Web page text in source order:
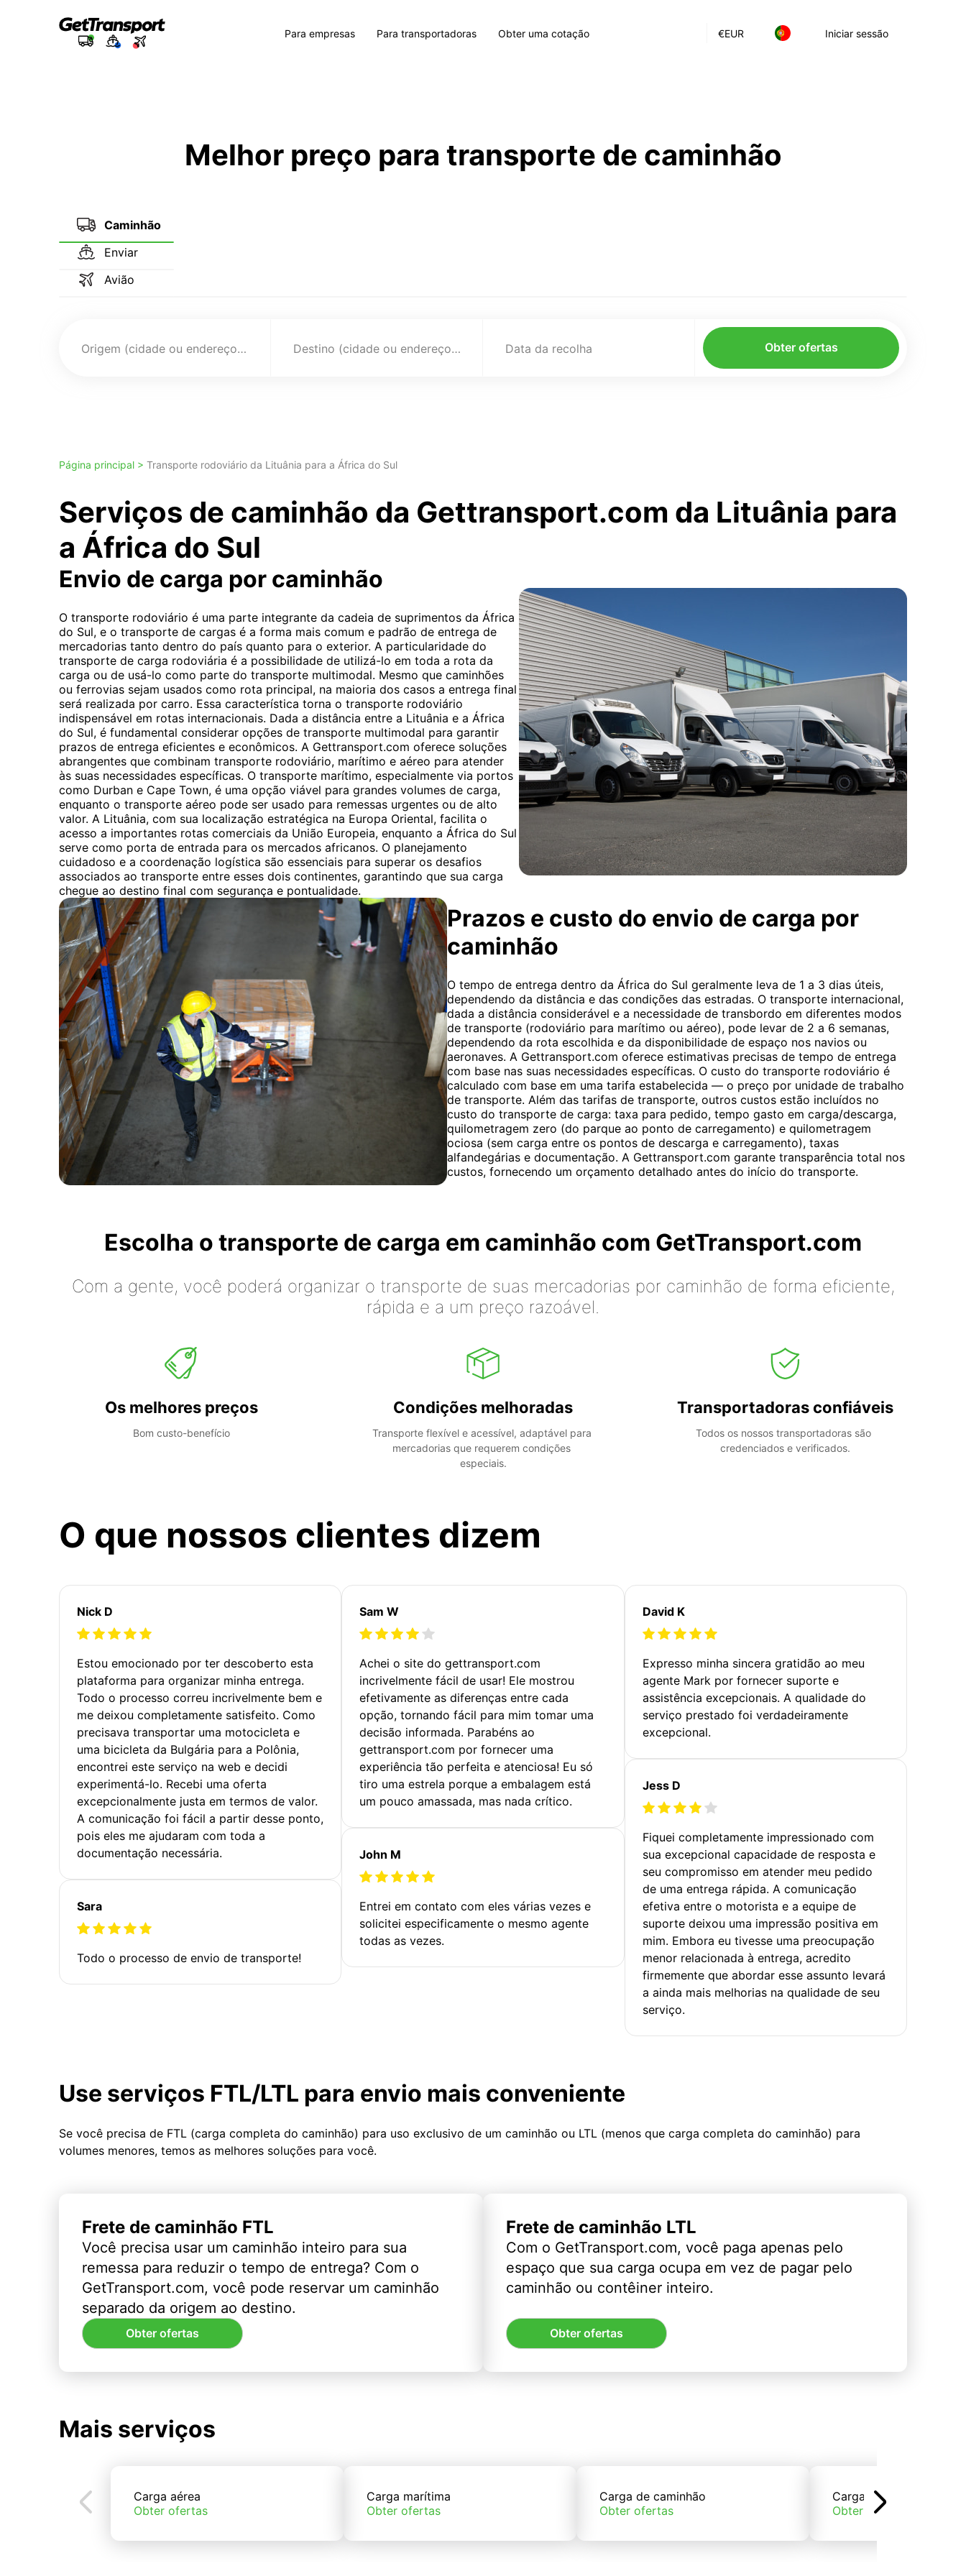
€EUR Iniciar sessão
Para empresas Para transportadoras Obter uma cotação
Melhor preço para transporte de caminhão
Caminhão
Enviar
Avião
Origem (cidade ou endereço) Destino (cidade ou endereço) Data da recolha Obter ofertas
Página principal > Transporte rodoviário da Lituânia para a África do Sul
Serviços de caminhão da Gettransport.com da Lituânia para
a África do Sul
Envio de carga por caminhão
O transporte rodoviário é uma parte integrante da cadeia de suprimentos da África
do Sul, e o transporte de cargas é a forma mais comum e padrão de entrega de
mercadorias tanto dentro do país quanto para o exterior. A particularidade do
transporte de carga rodoviária é a possibilidade de utilizá-lo em toda a rota da
carga ou de usá-lo como parte do transporte multimodal. Mesmo que caminhões
ou ferrovias sejam usados ​​como rota principal, na maioria dos casos a entrega final
será realizada por carro. Essa característica torna o transporte rodoviário
indispensável em rotas internacionais. Dada a distância entre a Lituânia e a África
do Sul, é fundamental considerar opções de transporte multimodal para garantir
prazos de entrega eficientes e econômicos. A Gettransport.com oferece soluções
abrangentes que combinam transporte rodoviário, marítimo e aéreo para atender
às suas necessidades específicas. O transporte marítimo, especialmente via portos
como Durban e Cape Town, é uma opção viável para grandes volumes de carga,
enquanto o transporte aéreo pode ser usado para remessas urgentes ou de alto
valor. A Lituânia, com sua localização estratégica na Europa Oriental, facilita o
acesso a importantes rotas comerciais da União Europeia, enquanto a África do Sul
serve como porta de entrada para os mercados africanos. O planejamento
cuidadoso e a coordenação logística são essenciais para superar os desafios
associados ao transporte entre esses dois continentes, garantindo que sua carga
chegue ao destino final com segurança e pontualidade.
Prazos e custo do envio de carga por
caminhão
O tempo de entrega dentro da África do Sul geralmente leva de 1 a 3 dias úteis,
dependendo da distância e das condições das estradas. O transporte internacional,
dada a distância considerável e a necessidade de transbordo em diferentes modos
de transporte (rodoviário para marítimo ou aéreo), pode levar de 2 a 6 semanas,
dependendo da rota escolhida e da disponibilidade de espaço nos navios ou
aeronaves. A Gettransport.com oferece estimativas precisas de tempo de entrega
com base nas suas necessidades específicas. O custo do transporte rodoviário é
calculado com base em uma tarifa estabelecida — o preço por unidade de trabalho
de transporte. Além das tarifas de transporte, outros custos estão incluídos no
custo do transporte de carga: taxa para pedido, tempo gasto em carga/descarga,
quilometragem zero (do parque ao ponto de carregamento) e quilometragem
ociosa (sem carga entre os pontos de descarga e carregamento), taxas
alfandegárias e documentação. A Gettransport.com garante transparência total nos
custos, fornecendo um orçamento detalhado antes do início do transporte.
Escolha o transporte de carga em caminhão com GetTransport.com
Com a gente, você poderá organizar o transporte de suas mercadorias por caminhão de forma eficiente,
rápida e a um preço razoável.
Os melhores preços
Bom custo-benefício
Condições melhoradas
Transporte flexível e acessível, adaptável para
mercadorias que requerem condições
especiais.
Transportadoras confiáveis
Todos os nossos transportadoras são
credenciados e verificados.
O que nossos clientes dizem
Nick D
Estou emocionado por ter descoberto esta
plataforma para organizar minha entrega.
Todo o processo correu incrivelmente bem e
me deixou completamente satisfeito. Como
precisava transportar uma motocicleta e
uma bicicleta da Bulgária para a Polônia,
encontrei este serviço na web e decidi
experimentá-lo. Recebi uma oferta
excepcionalmente justa em termos de valor.
A comunicação foi fácil a partir desse ponto,
pois eles me ajudaram com toda a
documentação necessária.
Sara
Todo o processo de envio de transporte!
Sam W
Achei o site do gettransport.com
incrivelmente fácil de usar! Ele mostrou
efetivamente as diferenças entre cada
opção, tornando fácil para mim tomar uma
decisão informada. Parabéns ao
gettransport.com por fornecer uma
experiência tão perfeita e atenciosa! Eu só
tiro uma estrela porque a embalagem está
um pouco amassada, mas nada crítico.
John M
Entrei em contato com eles várias vezes e
solicitei especificamente o mesmo agente
todas as vezes.
David K
Expresso minha sincera gratidão ao meu
agente Mark por fornecer suporte e
assistência excepcionais. A qualidade do
serviço prestado foi verdadeiramente
excepcional.
Jess D
Fiquei completamente impressionado com
sua excepcional capacidade de resposta e
seu compromisso em atender meu pedido
de uma entrega rápida. A comunicação
efetiva entre o motorista e a equipe de
suporte deixou uma impressão positiva em
mim. Embora eu tivesse uma preocupação
menor relacionada à entrega, acredito
firmemente que abordar esse assunto levará
a ainda mais melhorias na qualidade de seu
serviço.
Use serviços FTL/LTL para envio mais conveniente
Se você precisa de FTL (carga completa do caminhão) para uso exclusivo de um caminhão ou LTL (menos que carga completa do caminhão) para
volumes menores, temos as melhores soluções para você.
Frete de caminhão FTL
Você precisa usar um caminhão inteiro para sua
remessa para reduzir o tempo de entrega? Com o
GetTransport.com, você pode reservar um caminhão
separado da origem ao destino.
Obter ofertas
Frete de caminhão LTL
Com o GetTransport.com, você paga apenas pelo
espaço que sua carga ocupa em vez de pagar pelo
caminhão ou contêiner inteiro.
Obter ofertas
Mais serviços
Carga aérea
Obter ofertas
Carga marítima
Obter ofertas
Carga de caminhão
Obter ofertas
Carga de trem
Obter ofertas